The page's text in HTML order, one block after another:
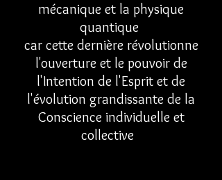
mécanique et la physique
quantique
car cette dernière révolutionne
l'ouverture et le pouvoir de
l'Intention de l'Esprit et de
l'évolution grandissante de la
Conscience individuelle et
collective